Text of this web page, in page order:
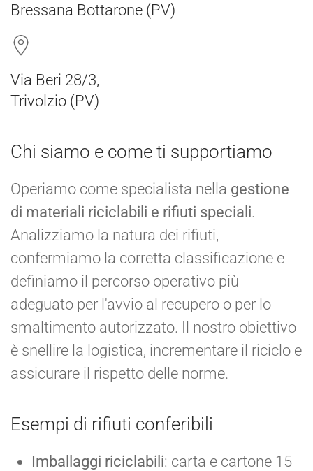
Bressana Bottarone (PV)
Via Beri 28/3,
Trivolzio (PV)
Chi siamo e come ti supportiamo
Operiamo come specialista nella gestione
di materiali riciclabili e rifiuti speciali.
Analizziamo la natura dei rifiuti,
confermiamo la corretta classificazione e
definiamo il percorso operativo più
adeguato per l'avvio al recupero o per lo
smaltimento autorizzato. Il nostro obiettivo
è snellire la logistica, incrementare il riciclo e
assicurare il rispetto delle norme.
Esempi di rifiuti conferibili
Imballaggi riciclabili: carta e cartone 15